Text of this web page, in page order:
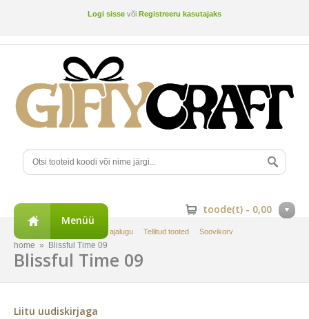
Logi sisse või Registreeru kasutajaks
toode(t) - 0,00
Tellimuste ajalugu Tellitud tooted Soovikorv
Menüü
home » Blissful Time 09
Blissful Time 09
Liitu uudiskirjaga